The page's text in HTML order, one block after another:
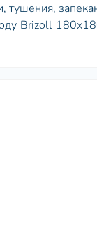
тушения,
Brizoll